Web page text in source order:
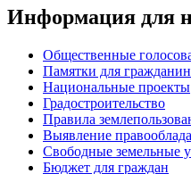
Информация для
Общественные
Памятки для
Национальные проекты
Градостроительство
Правила
Выявление
Свободные земельные
Бюджет для граждан